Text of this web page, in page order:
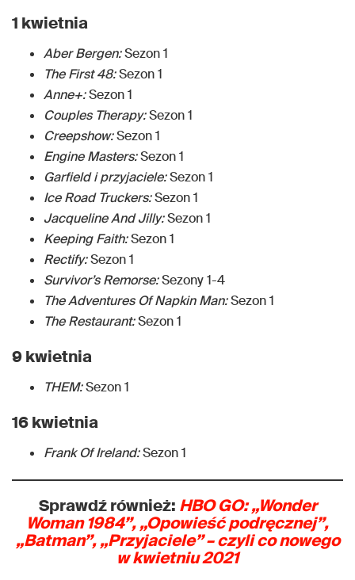
1 kwietnia
Aber Bergen:Sezon 1
The First 48:Sezon 1
Anne+:Sezon 1
Couples Therapy:Sezon 1
Creepshow:Sezon 1
Engine Masters:Sezon 1
Garfield i przyjaciele:Sezon 1
Ice Road Truckers:Sezon 1
Jacqueline And Jilly:Sezon 1
Keeping Faith:Sezon 1
Rectify:Sezon 1
Survivor’s Remorse:Sezony 1-4
The Adventures Of Napkin Man:Sezon 1
The Restaurant:Sezon 1
9 kwietnia
THEM:Sezon 1
16 kwietnia
Frank Of Ireland:Sezon 1
Sprawdź również: HBO GO:„Wonder
Woman 1984”, „Opowieść podręcznej”,
„Batman”, „Przyjaciele” – czyli co nowego
wkwietniu 2021